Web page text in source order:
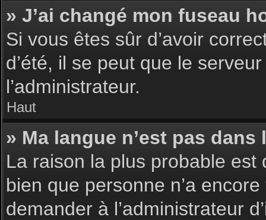
» J’ai changé mon fuseau
Si vous êtes sûr d’avoir
d’été, il se peut que le
l’administrateur.
Haut
» Ma langue n’est pas dans
La raison la plus probable est
bien que personne n’a
demander à l’administrateur